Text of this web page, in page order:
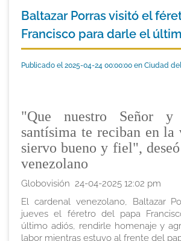
Baltazar Porras visitó el
Francisco para darle el
Publicado el 2025-04-24 00:00:00 en Ciudad
"Que nuestro Señor
santísima te reciban en la
siervo bueno y fiel",
venezolano
Globovisión 24-04-2025 12:02 pm
El cardenal venezolano, Baltazar
jueves el féretro del papa
último adiós, rendirle homenaje y
labor mientras estuvo al frente del